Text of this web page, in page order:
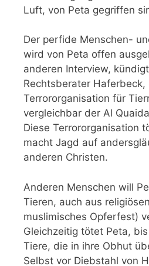
Luft, von Peta gegriffen
Der perfide Menschen-
wird von Peta offen
anderen Interview,
Rechtsberater
Terrororganisation für
vergleichbar der Al
Diese Terrororganisation
macht Jagd auf
anderen Christen.
Anderen Menschen will
Tieren, auch aus
muslimisches Opferfest)
Gleichzeitig tötet Peta,
Tiere, die in ihre Obhut
Selbst vor Diebstahl von